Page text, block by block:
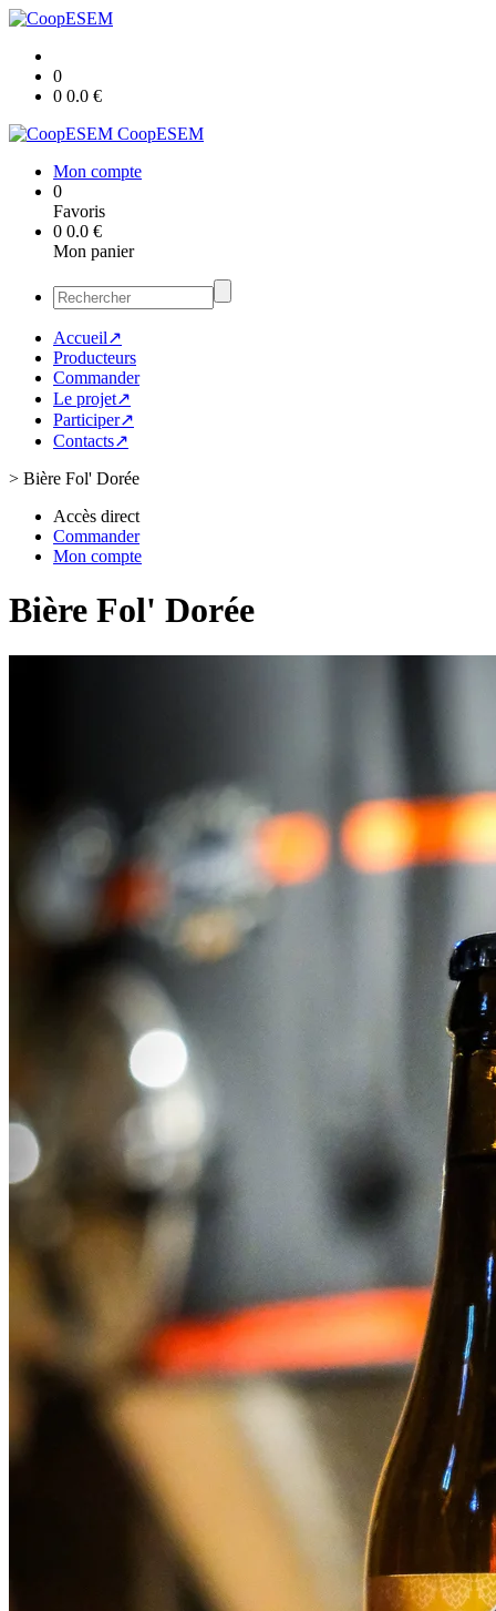
0
0 0.0 €
CoopESEM
Mon compte
0
Favoris
0 0.0 €
Mon panier
Accueil↗
Producteurs
Commander
Le projet↗
Participer↗
Contacts↗
> Bière Fol' Dorée
Accès direct
Commander
Mon compte
Bière Fol' Dorée